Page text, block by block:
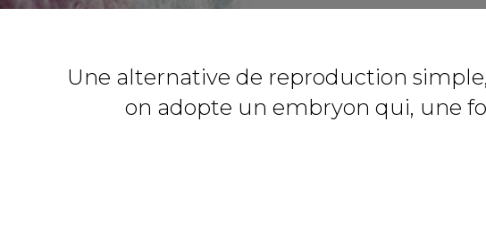
Une alternative de reproduction
on adopte un embryon qui, une